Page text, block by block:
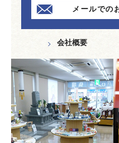
メールでの
会社概要